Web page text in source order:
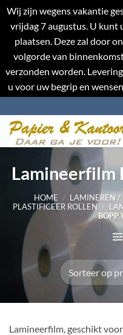
Wij zijn wegens vakantie
vrijdag 7 augustus. U kunt
plaatsen. Deze zal door
volgorde van
verzonden worden.
u voor uw begrip en
naar
inhoud
Lamineerfilm
HOME / LAMINEREN /
PLASTIFICEER ROLLEN /
BOPP
Lamineerfilm, geschikt